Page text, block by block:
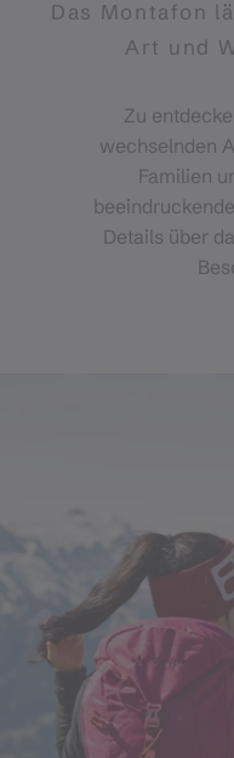
Das Montafon
Art und
Zu
wechselnden
Familien
Details über